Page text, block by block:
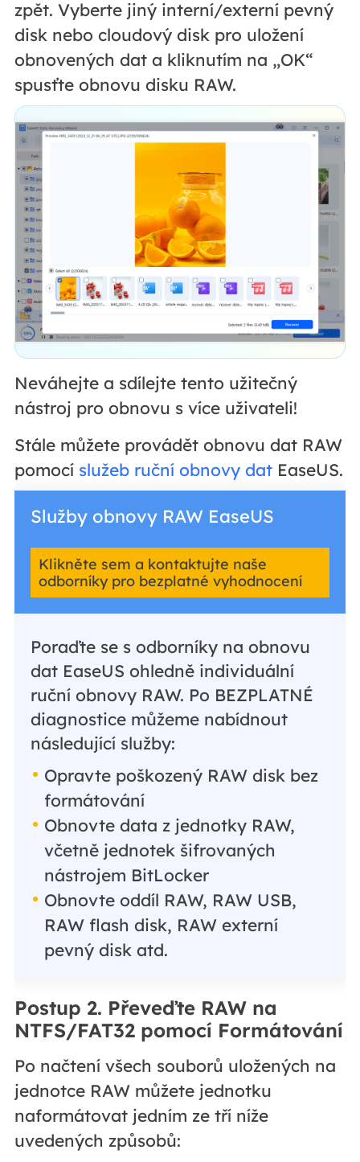
zpět. Vyberte jiný interní/externí pevný
disk nebo cloudový disk pro uložení
obnovených dat a kliknutím na „OK“
spusťte obnovu disku RAW.
Neváhejte a sdílejte tento užitečný
nástroj pro obnovu s více uživateli!
Stále můžete provádět obnovu dat RAW
pomocí služeb ruční obnovy datEaseUS.
Služby obnovy RAW EaseUS
Klikněte sem a kontaktujte naše
odborníky pro bezplatné vyhodnocení
Poraďte se s odborníky na obnovu
dat EaseUS ohledně individuální
ruční obnovy RAW. Po BEZPLATNÉ
diagnostice můžeme nabídnout
následující služby:
Opravte poškozený RAW disk bez
formátování
Obnovte data z jednotky RAW,
včetně jednotek šifrovaných
nástrojem BitLocker
Obnovte oddíl RAW, RAW USB,
RAW flash disk, RAW externí
pevný disk atd.
Postup 2. Převeďte RAW na
NTFS/FAT32 pomocí Formátování
Po načtení všech souborů uložených na
jednotce RAW můžete jednotku
naformátovat jedním ze tří níže
uvedených způsobů: